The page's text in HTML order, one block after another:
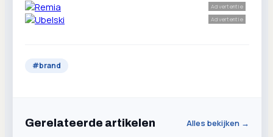
Advertentie
Advertentie
#brand
Gerelateerde artikelen Alles bekijken →